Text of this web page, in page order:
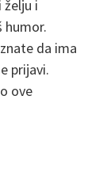
i
humor.
da ima
prijavi.
ove